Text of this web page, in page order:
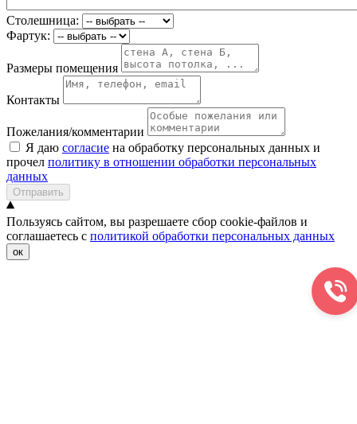
Столешница:
Фартук:
Размеры помещения
Контакты
Пожелания/комментарии
Я даю согласие на обработку персональных данных и
прочел политику в отношении обработки персональных
данных
Отправить
Пользуясь сайтом, вы разрешаете сбор cookie-файлов и
соглашаетесь с политикой обработки персональных данных
ок